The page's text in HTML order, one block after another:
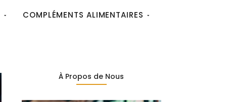
COMPLÉMENTS ALIMENTAIRES
À Propos de Nous